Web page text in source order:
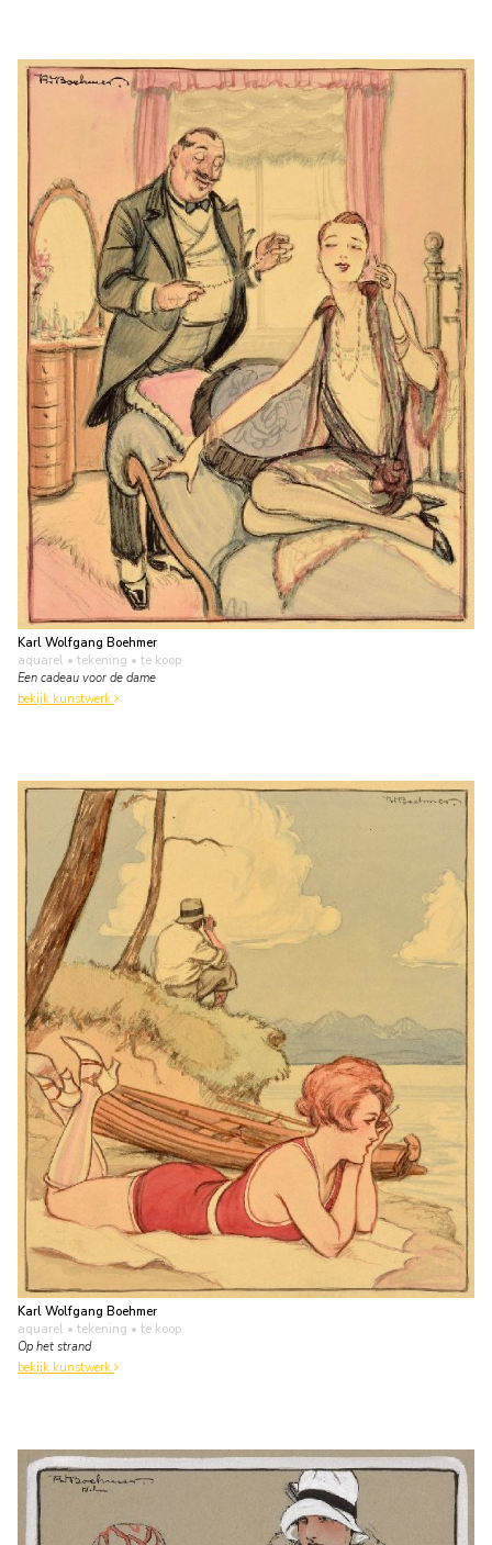
Karl Wolfgang Boehmer
aquarel • tekening • te koop
Een cadeau voor de dame
bekijk kunstwerk
Karl Wolfgang Boehmer
aquarel • tekening • te koop
Op het strand
bekijk kunstwerk